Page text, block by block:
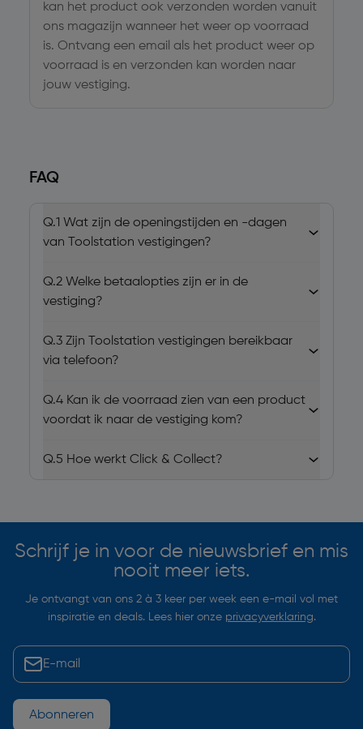
kan het product ook verzonden worden vanuit
ons magazijn wanneer het weer op voorraad
is. Ontvang een email als het product weer op
voorraad is en verzonden kan worden naar
jouw vestiging.
FAQ
Q.1 Wat zijn de openingstijden en -dagen
van Toolstation vestigingen?
Q.2 Welke betaalopties zijn er in de
vestiging?
Q.3 Zijn Toolstation vestigingen bereikbaar
via telefoon?
Q.4 Kan ik de voorraad zien van een product
voordat ik naar de vestiging kom?
Q.5 Hoe werkt Click & Collect?
Schrijf je in voor de nieuwsbrief en mis
nooit meer iets.
Je ontvangt van ons 2 à 3 keer per week een e-mail vol met
inspiratie en deals. Lees hier onze privacyverklaring.
Abonneren